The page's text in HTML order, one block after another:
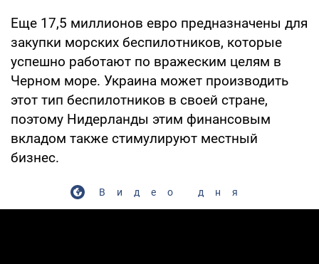
Еще 17,5 миллионов евро предназначены для
закупки морских беспилотников, которые
успешно работают по вражеским целям в
Черном море. Украина может производить
этот тип беспилотников в своей стране,
поэтому Нидерланды этим финансовым
вкладом также стимулируют местный
бизнес.
Видео дня